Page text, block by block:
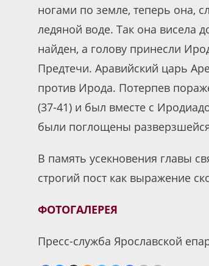
ногами по земле, теперь она,
ледяной воде. Так она висела
найден, а голову принесли
Предтечи. Аравийский царь
против Ирода. Потерпев
(37-41) и был вместе с
были поглощены
В память усекновения главы
строгий пост как выражение
ФОТОГАЛЕРЕЯ
Пресс-служба Ярославской